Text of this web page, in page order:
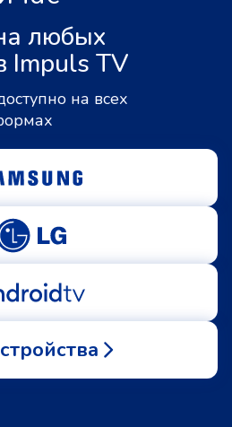
любых
Impuls TV
на всех